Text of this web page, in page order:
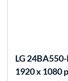
LG 24BA550-
1920 x 1080